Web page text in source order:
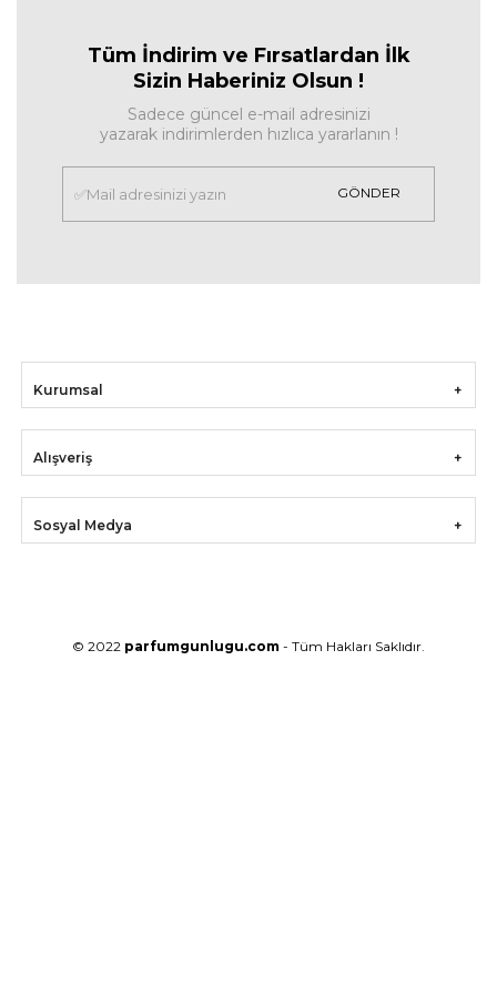
Tüm İndirim ve Fırsatlardan İlk
Sizin Haberiniz Olsun !
Sadece güncel e-mail adresinizi
yazarak indirimlerden hızlıca yararlanın !
GÖNDER
Kurumsal
Alışveriş
Sosyal Medya
© 2022 parfumgunlugu.com - Tüm Hakları Saklıdır.